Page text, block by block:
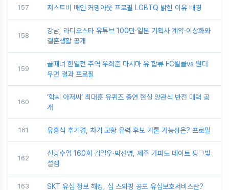
157 저스트비 배인 커밍아웃 프로필 LGBTQ 밝힌 이유 배경
158
강남, 라디오스타 유튜브 100만·일본 기획사 계약·이상화와
결혼생활 공개
159
골때녀 한일전 주역 우희준 마시마 유 합류 FC월클vs 원더
우먼 결과 프로필
160
‘학씨 아저씨’ 최대훈 유퀴즈 출연 현실 양관식 반전 매력 공
개
161 유흥식 추기경, 차기 교황 유력 후보 거론 가능성은? 프로필
162
신랑수업 160회 김일우·박선영, 제주 가파도 데이트 핑크빛
설렘
163 SKT 유심 정보 해킹, 심 스와핑 공포 유심보호서비스란?